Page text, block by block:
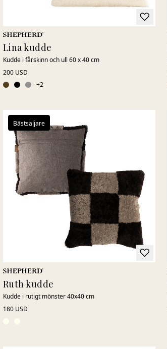
Lina kudde
Kudde i fårskinn och ull 60 x 40 cm
200 USD
+2
Bästsäljare
Ruth kudde
Kudde i rutigt mönster 40x40 cm
180 USD